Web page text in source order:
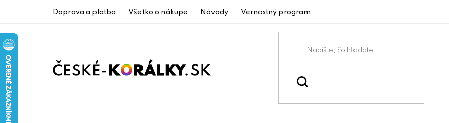
Doprava a platba Všetko o nákupe Návody Vernostný program